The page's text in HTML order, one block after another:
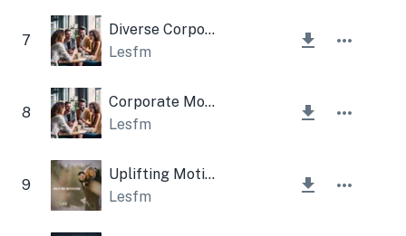
7
Diverse Corporate Electric Guitar
Lesfm
8
Corporate Morning
Lesfm
9
Uplifting Motivation
Lesfm